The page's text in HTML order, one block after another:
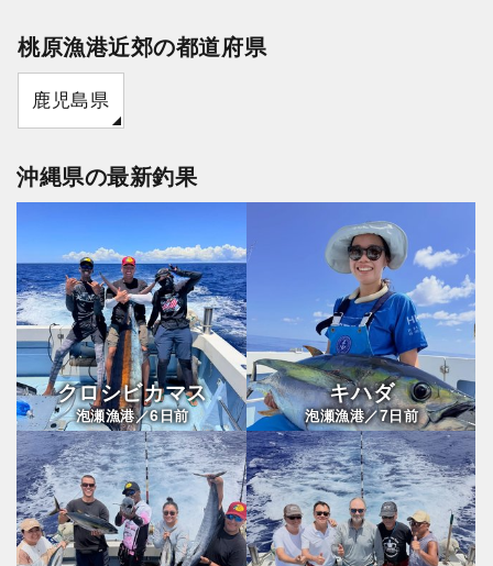
桃原漁港近郊の都道府県
鹿児島県
沖縄県の最新釣果
クロシビカマス
泡瀬漁港／6日前
キハダ
泡瀬漁港／7日前